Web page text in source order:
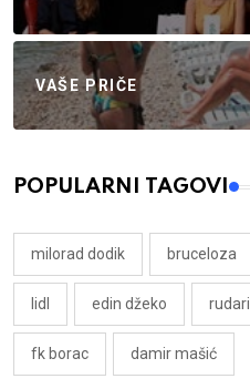
VAŠE PRIČE
POPULARNI TAGOVI
milorad dodik bruceloza
lidl edin džeko rudari
fk borac damir mašić